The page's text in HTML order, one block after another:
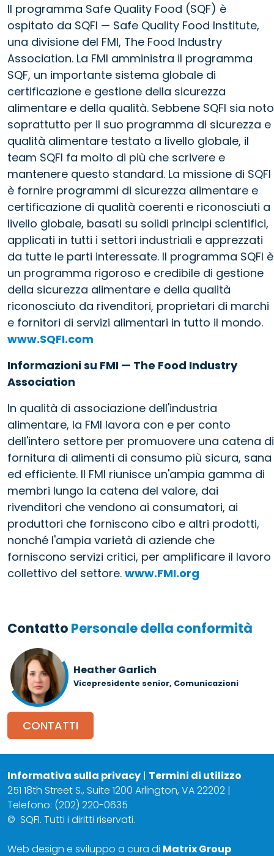
Il programma Safe Quality Food (SQF) è
ospitato da SQFI — Safe Quality Food Institute,
una divisione del FMI, The Food Industry
Association. La FMI amministra il programma
SQF, un importante sistema globale di
certificazione e gestione della sicurezza
alimentare e della qualità. Sebbene SQFI sia noto
soprattutto per il suo programma di sicurezza e
qualità alimentare testato a livello globale, il
team SQFI fa molto di più che scrivere e
mantenere questo standard. La missione di SQFI
è fornire programmi di sicurezza alimentare e
certificazione di qualità coerenti e riconosciuti a
livello globale, basati su solidi principi scientifici,
applicati in tutti i settori industriali e apprezzati
da tutte le parti interessate. Il programma SQFI è
un programma rigoroso e credibile di gestione
della sicurezza alimentare e della qualità
riconosciuto da rivenditori, proprietari di marchi
e fornitori di servizi alimentari in tutto il mondo.
www.SQFI.com
Informazioni su FMI — The Food Industry
Association
In qualità di associazione dell'industria
alimentare, la FMI lavora con e per conto
dell'intero settore per promuovere una catena di
fornitura di alimenti di consumo più sicura, sana
ed efficiente. Il FMI riunisce un'ampia gamma di
membri lungo la catena del valore, dai
rivenditori che vendono ai consumatori, ai
produttori che forniscono cibo e altri prodotti,
nonché l'ampia varietà di aziende che
forniscono servizi critici, per amplificare il lavoro
collettivo del settore. www.FMI.org
Contatto Personale della conformità
Heather Garlich
Vicepresidente senior, Comunicazioni
CONTATTI
Informativa sulla privacy | Termini di utilizzo
251 18th Street S., Suite 1200 Arlington, VA 22202 |
Telefono: (202) 220-0635
© SQFI. Tutti i diritti riservati.
Web design e sviluppo a cura di Matrix Group